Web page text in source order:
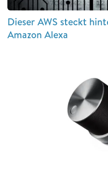
Dieser AWS steckt
Amazon Alexa